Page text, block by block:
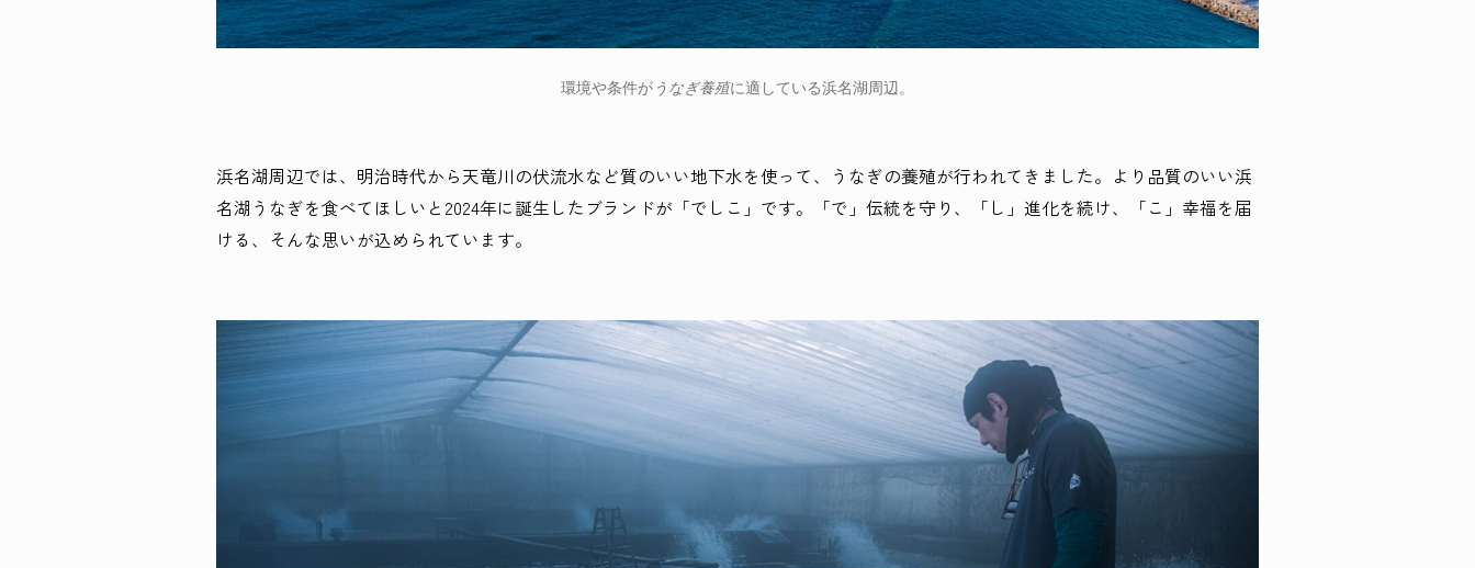
環境や条件が うなぎ養殖に適している浜名湖周辺。
浜名湖周辺では、明治時代から天竜川の伏流水など質のいい地下水を使って、うなぎの養殖が行われてきました。より品質のいい浜
名湖うなぎを食べてほしいと2024年に誕生したブランドが「でしこ」です。「で」伝統を守り、「し」進化を続け、「こ」幸福を届
ける、そんな思いが込められています。